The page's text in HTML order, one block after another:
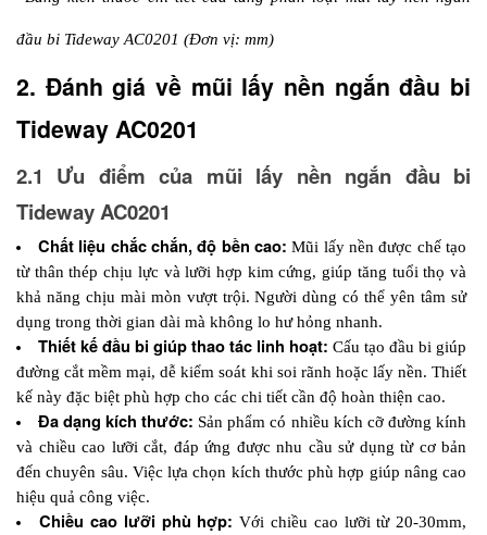
đầu bi Tideway AC0201 (Đơn vị: mm)
2. Đánh giá về mũi lấy nền ngắn đầu bi
Tideway AC0201
2.1 Ưu điểm của mũi lấy nền ngắn đầu bi
Tideway AC0201
Chất liệu chắc chắn, độ bền cao: Mũi lấy nền được chế tạo
từ thân thép chịu lực và lưỡi hợp kim cứng, giúp tăng tuổi thọ và
khả năng chịu mài mòn vượt trội. Người dùng có thể yên tâm sử
dụng trong thời gian dài mà không lo hư hỏng nhanh.
Thiết kế đầu bi giúp thao tác linh hoạt: Cấu tạo đầu bi giúp
đường cắt mềm mại, dễ kiểm soát khi soi rãnh hoặc lấy nền. Thiết
kế này đặc biệt phù hợp cho các chi tiết cần độ hoàn thiện cao.
Đa dạng kích thước: Sản phẩm có nhiều kích cỡ đường kính
và chiều cao lưỡi cắt, đáp ứng được nhu cầu sử dụng từ cơ bản
đến chuyên sâu. Việc lựa chọn kích thước phù hợp giúp nâng cao
hiệu quả công việc.
Chiều cao lưỡi phù hợp: Với chiều cao lưỡi từ 20-30mm,